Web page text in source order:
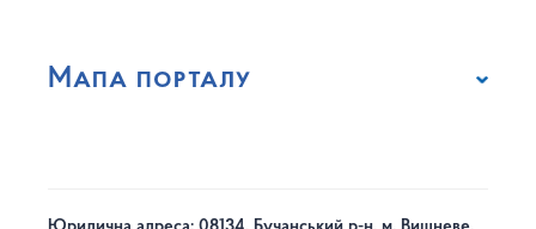
Мапа порталу